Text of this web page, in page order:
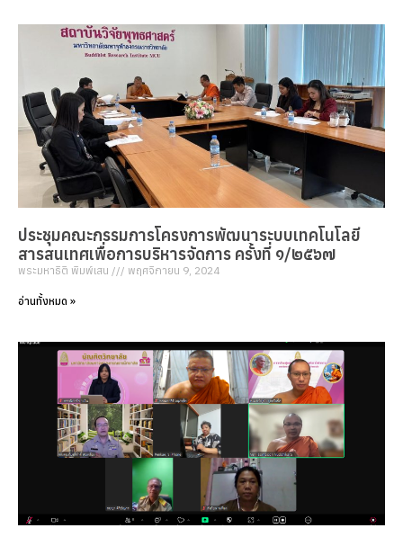
ประชุมคณะกรรมการโครงการพัฒนาระบบเทคโนโลยี
สารสนเทศเพื่อการบริหารจัดการ ครั้งที่ ๑/๒๕๖๗
พระมหาธิติ พิมพ์เสน พฤศจิกายน 9, 2024
อ่านทั้งหมด »